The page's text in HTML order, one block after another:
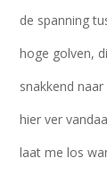
de spanning
hoge golven,
snakkend
hier ver
laat me los